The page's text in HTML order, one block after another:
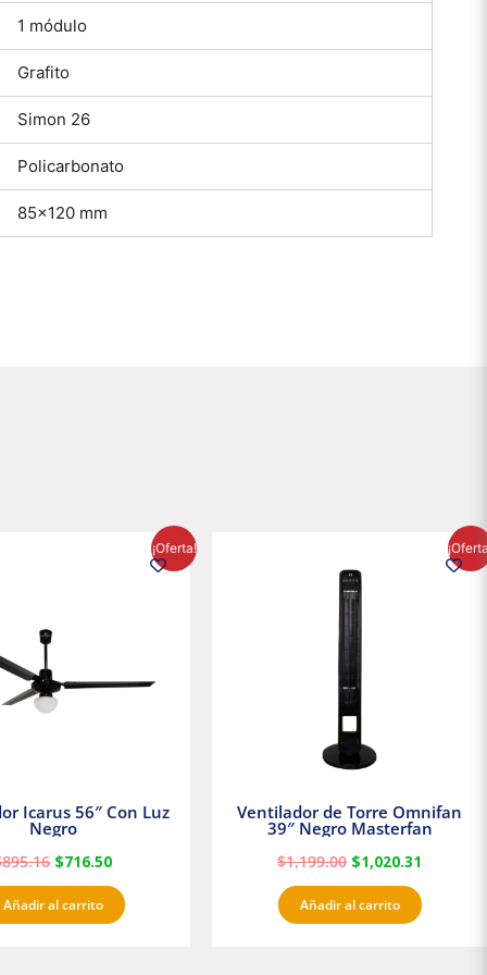
1 módulo
Grafito
Simon 26
Policarbonato
85×120 mm
¡Oferta!
Icarus 56″ Con Luz
Negro
895.16 $716.50
precio
actual
Añadir al carrito
Ventilador de Torre Omnifan
39″ Negro Masterfan
$1,199.00
original
era:
$1,199.00.
$1,020.31
precio
actual
Añadir al carrito